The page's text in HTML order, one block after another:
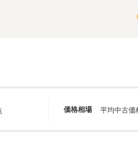
価格相場 平均中古価